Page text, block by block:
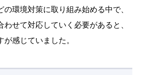
の環境対策に取り組み始める中で、
わせて対応していく必要があると、
感じていました。